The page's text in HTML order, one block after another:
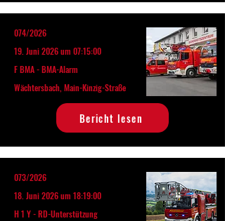
074/2026
19. Juni 2026 um 07:15:00
F BMA - BMA-Alarm
Wächtersbach, Main-Kinzig-Straße
Bericht lesen
073/2026
18. Juni 2026 um 18:19:00
H 1 Y - RD-Unterstützung